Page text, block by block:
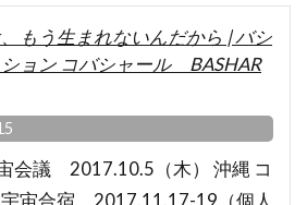
もう生まれないんだから | バシ
ョン コバシャール BASHAR
会議 2017.10.5（木） 沖縄 コ
宙合宿 2017.11.17-19（個人